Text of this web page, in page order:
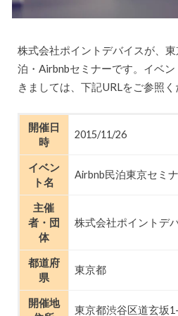
株式会社ポイントデバイスが、
泊・Airbnbセミナーです。イベ
きましては、下記URLをご参照く
開催日
時
2015/11/26
イベン
ト名
Airbnb民泊東京セミ
主催
者・団
体
株式会社ポイントデ
都道府
県
東京都
開催地
東京都渋谷区道玄坂